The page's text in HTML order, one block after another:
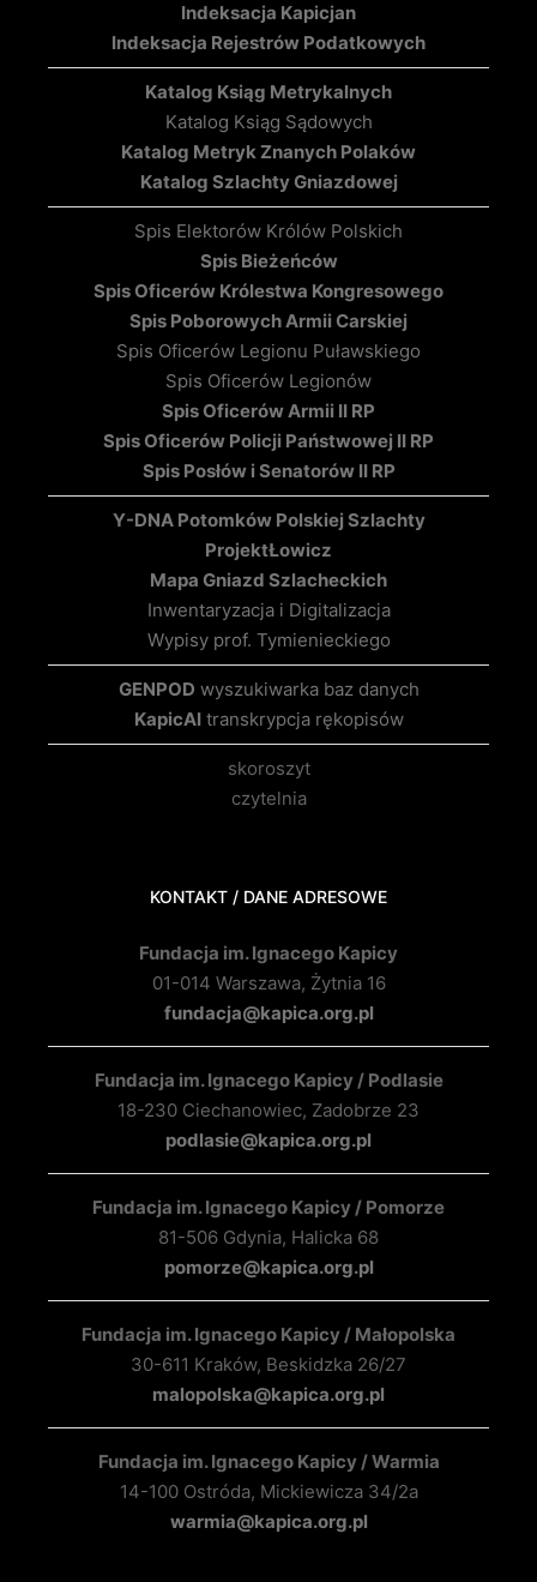
Indeksacja Kapicjan
Indeksacja Rejestrów Podatkowych
Katalog Ksiąg Metrykalnych
Katalog Ksiąg Sądowych
Katalog Metryk Znanych Polaków
Katalog Szlachty Gniazdowej
Spis Elektorów Królów Polskich
Spis Bieżeńców
Spis Oficerów Królestwa Kongresowego
Spis Poborowych Armii Carskiej
Spis Oficerów Legionu Puławskiego
Spis Oficerów Legionów
Spis Oficerów Armii II RP
Spis Oficerów Policji Państwowej II RP
Spis Posłów i Senatorów II RP
Y-DNA Potomków Polskiej Szlachty
ProjektŁowicz
Mapa Gniazd Szlacheckich
Inwentaryzacja i Digitalizacja
Wypisy prof. Tymienieckiego
GENPOD wyszukiwarka baz danych
KapicAItranskrypcja rękopisów
skoroszyt
czytelnia
KONTAKT / DANE ADRESOWE
Fundacja im. Ignacego Kapicy
01-014 Warszawa, Żytnia 16
fundacja@kapica.org.pl
Fundacja im. Ignacego Kapicy / Podlasie
18-230 Ciechanowiec, Zadobrze 23
podlasie@kapica.org.pl
Fundacja im. Ignacego Kapicy / Pomorze
81-506 Gdynia, Halicka 68
pomorze@kapica.org.pl
Fundacja im. Ignacego Kapicy / Małopolska
30-611 Kraków, Beskidzka 26/27
malopolska@kapica.org.pl
Fundacja im. Ignacego Kapicy / Warmia
14-100 Ostróda, Mickiewicza 34/2a
warmia@kapica.org.pl